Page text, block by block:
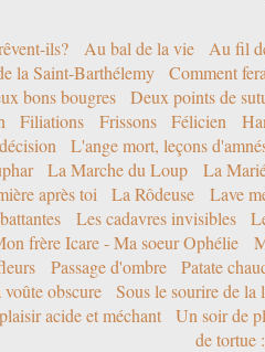
ils? Au bal de la vie Au fil
la Saint-Barthélemy Comment
bons bougres Deux points de
Filiations Frissons Félicien
L'ange mort, leçons
La Marche du Loup La
après toi La Rôdeuse Lave
Les cadavres invisibles
frère Icare - Ma soeur Ophélie
Passage d'ombre Patate
voûte obscure Sous le sourire de la
acide et méchant Un soir de
de tortue